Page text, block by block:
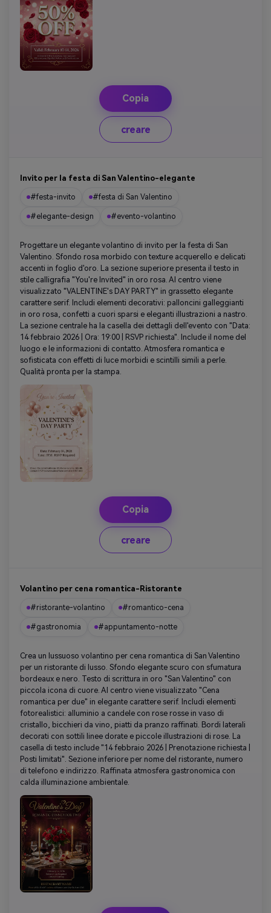
Copia
creare
Invito per la festa di San Valentino-elegante
#festa-invito #festa di San Valentino
#elegante-design #evento-volantino
Progettare un elegante volantino di invito per la festa di San
Valentino. Sfondo rosa morbido con texture acquerello e delicati
accenti in foglio d'oro. La sezione superiore presenta il testo in
stile calligrafia "You're Invited" in oro rosa. Al centro viene
visualizzato "VALENTINE's DAY PARTY" in grassetto elegante
carattere serif. Includi elementi decorativi: palloncini galleggianti
in oro rosa, confetti a cuori sparsi e eleganti illustrazioni a nastro.
La sezione centrale ha la casella dei dettagli dell'evento con "Data:
14 febbraio 2026 | Ora: 19:00 | RSVP richiesta". Include il nome del
luogo e le informazioni di contatto. Atmosfera romantica e
sofisticata con effetti di luce morbidi e scintilli simili a perle.
Qualità pronta per la stampa.
Copia
creare
Volantino per cena romantica-Ristorante
#ristorante-volantino #romantico-cena
#gastronomia #appuntamento-notte
Crea un lussuoso volantino per cena romantica di San Valentino
per un ristorante di lusso. Sfondo elegante scuro con sfumatura
bordeaux e nero. Testo di scrittura in oro "San Valentino" con
piccola icona di cuore. Al centro viene visualizzato "Cena
romantica per due" in elegante carattere serif. Includi elementi
fotorealistici: alluminio a candele con rose rosse in vaso di
cristallo, bicchieri da vino, piatti da pranzo raffinati. Bordi laterali
decorati con sottili linee dorate e piccole illustrazioni di rose. La
casella di testo include "14 febbraio 2026 | Prenotazione richiesta |
Posti limitati". Sezione inferiore per nome del ristorante, numero
di telefono e indirizzo. Raffinata atmosfera gastronomica con
calda illuminazione ambientale.